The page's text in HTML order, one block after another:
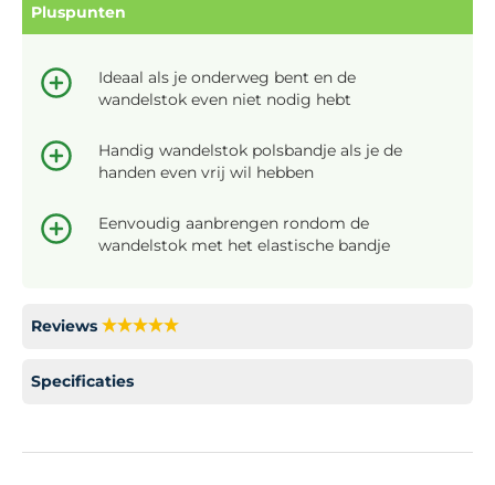
Pluspunten
Ideaal als je onderweg bent en de
wandelstok even niet nodig hebt
Handig wandelstok polsbandje als je de
handen even vrij wil hebben
Eenvoudig aanbrengen rondom de
wandelstok met het elastische bandje
Reviews
Specificaties